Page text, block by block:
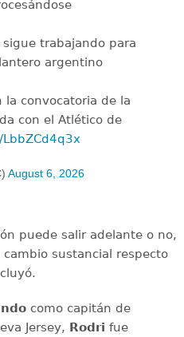
sigue trabajando para
argentino
la convocatoria de la
con el Atlético de
August 6, 2026
puede salir adelante o no,
sustancial respecto
como capitán de
Jersey, Rodri fue